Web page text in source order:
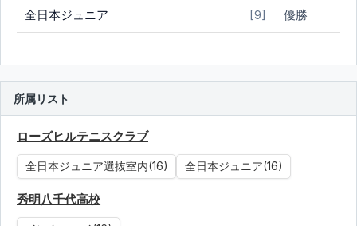
全日本ジュニア [9] 優勝
所属リスト
ローズヒルテニスクラブ
全日本ジュニア選抜室内(16) 全日本ジュニア(16)
秀明八千代高校